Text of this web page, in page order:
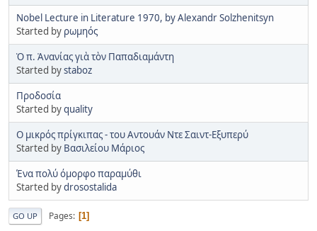
Nobel Lecture in Literature 1970, by Alexandr Solzhenitsyn
Started by ρωμηός
Ὁ π. Ἀνανίας γιὰ τὸν Παπαδιαμάντη
Started bystaboz
Προδοσία
Started byquality
Ο μικρός πρίγκιπας - του Αντουάν Ντε Σαιντ-Εξυπερύ
Started by Βασιλείου Μάριος
Ένα πολύ όμορφο παραμύθι
Started bydrosostalida
GO UP Pages 1